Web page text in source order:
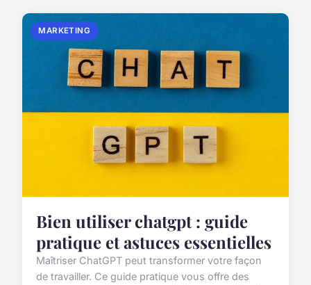
MARKETING
Bien utiliser chatgpt : guide
pratique et astuces essentielles
Maîtriser ChatGPT peut transformer votre façon
de travailler. Ce guide pratique vous offre des